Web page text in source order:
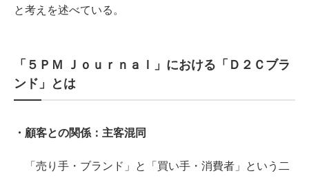
と考えを述べている。
「５ＰＭ Ｊｏｕｒｎａｌ」における「Ｄ２Ｃブラ
ンド」とは
・顧客との関係：主客混同
「売り手・ブランド」と「買い手・消費者」という二